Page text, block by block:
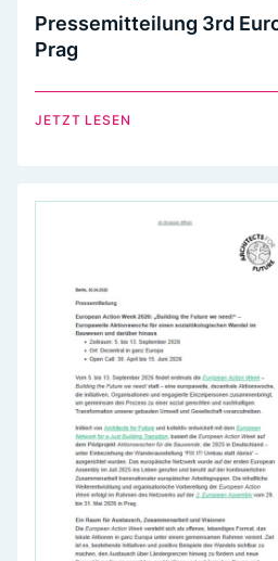
Pressemitteilung 3rd
Prag
JETZT LESEN